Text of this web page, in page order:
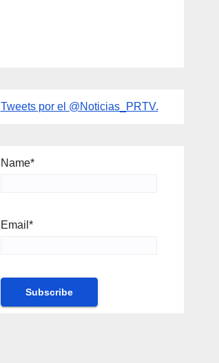
Tweets por el @Noticias_PRTV.
Name*
Email*